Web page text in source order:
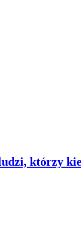
którzy